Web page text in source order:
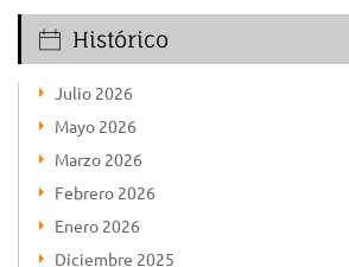
Histórico
Julio 2026
Mayo 2026
Marzo 2026
Febrero 2026
Enero 2026
Diciembre 2025